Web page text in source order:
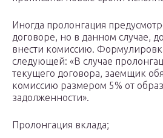
Иногда пролонгация
договоре, но в данном случае,
внести комиссию.
следующей: «В случае
текущего договора, заемщик
комиссию размером 5% от
задолженности».
Пролонгация вклада;